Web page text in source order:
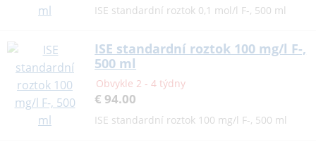
ISE standardní roztok 0,1 mol/l F-, 500 ml
ISE standardní roztok 100 mg/l F-,
500 ml
Obvykle 2 - 4 týdny
€ 94.00
ISE standardní roztok 100 mg/l F-, 500 ml